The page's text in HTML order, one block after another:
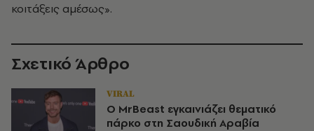
κοιτάξεις αμέσως».
Σχετικό Άρθρο
VIRAL
Ο MrBeast εγκαινιάζει θεματικό
πάρκο στη Σαουδική Αραβία